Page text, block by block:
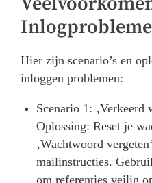
Hier zijn scenario’s en
inloggen problemen:
Scenario 1: ‚Verkeerd
Oplossing: Reset je
‚Wachtwoord
mailinstructies.
om referenties veilig